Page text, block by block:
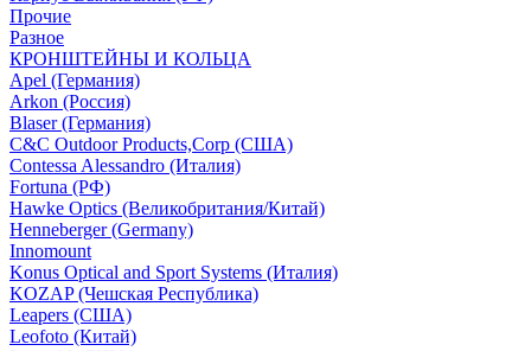
Прочие
Разное
КРОНШТЕЙНЫ И КОЛЬЦА
Apel (Германия)
Arkon (Россия)
Blaser (Германия)
C&C Outdoor Products,Corp (США)
Contessa Alessandro (Италия)
Fortuna (РФ)
Hawke Optics (Великобритания/Китай)
Henneberger (Germany)
Innomount
Konus Optical and Sport Systems (Италия)
KOZAP (Чешская Республика)
Leapers (США)
Leofoto (Китай)